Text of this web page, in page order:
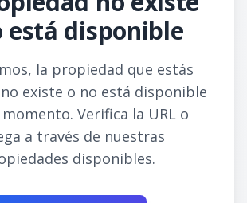
está disponible
la propiedad que estás
existe o no está disponible
Verifica la URL o
a través de nuestras
disponibles.